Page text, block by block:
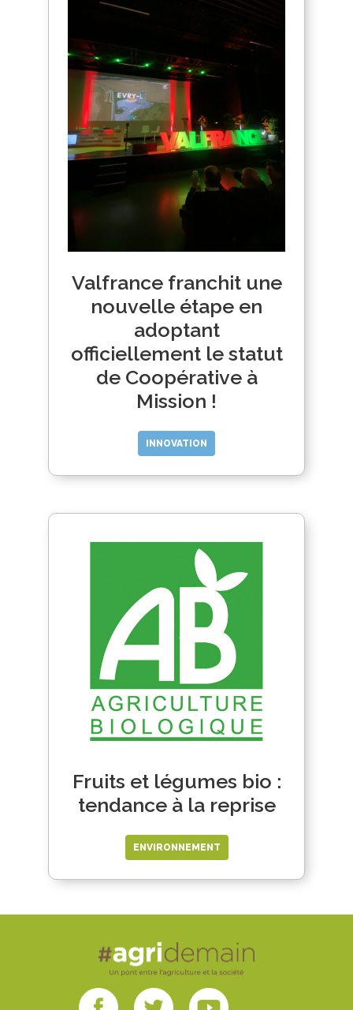
Valfrance franchit une
nouvelle étape en
adoptant
officiellement le statut
de Coopérative à
Mission !
INNOVATION
Fruits et légumes bio :
tendance à la reprise
ENVIRONNEMENT